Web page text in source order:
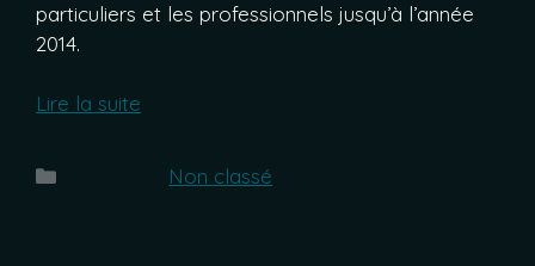
particuliers et les professionnels jusqu’à l’année
2014.
Lire la suite
Non classé